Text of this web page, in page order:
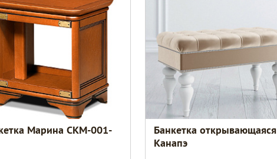
Марина СКМ-001-
Банкетка открывающаяся
Канапэ